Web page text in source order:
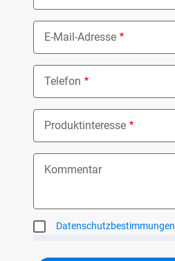
E-Mail-Adresse
Telefon
Produktinteresse
Nothing selected
Kommentar
Datenschutzbestimmungen